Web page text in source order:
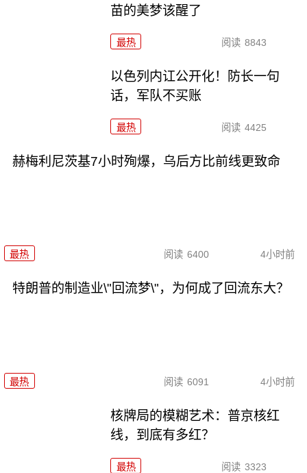
苗的美梦该醒了
最热 阅读 8843
以色列内讧公开化！防长一句
话，军队不买账
最热 阅读 4425
赫梅利尼茨基7小时殉爆，乌后方比前线更致命
最热 阅读 6400 4小时前
特朗普的制造业\"回流梦\"，为何成了回流东大？
最热 阅读 6091 4小时前
核牌局的模糊艺术：普京核红
线，到底有多红？
最热 阅读 3323